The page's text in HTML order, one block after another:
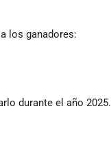
los ganadores:
durante el año 2025.